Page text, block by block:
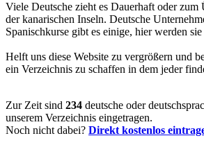
Viele Deutsche zieht es Dauerhaft oder
der kanarischen Inseln. Deutsche
Spanischkurse gibt es einige, hier werden
Helft uns diese Website zu vergrößern und
ein Verzeichnis zu schaffen in dem jeder
Zur Zeit sind 234 deutsche oder
unserem Verzeichnis eingetragen.
Noch nicht dabei? Direkt kostenlos